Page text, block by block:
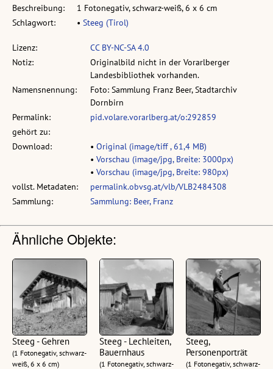
Beschreibung:
1 Fotonegativ, schwarz-weiß, 6 x 6 cm
Schlagwort:
• Steeg (Tirol)
Lizenz:
CC BY-NC-SA 4.0
Notiz:
Originalbild nicht in der Vorarlberger
Landesbibliothek vorhanden.
Namensnennung:
Foto: Sammlung Franz Beer, Stadtarchiv
Dornbirn
Permalink:
pid.volare.vorarlberg.at/o:292859
gehört zu:
Download:
• Original (image/tiff , 61,4 MB)
• Vorschau (image/jpg, Breite: 3000px)
• Vorschau (image/jpg, Breite: 980px)
vollst. Metadaten:
permalink.obvsg.at/vlb/VLB2484308
Sammlung:
Sammlung: Beer, Franz
Ähnliche Objekte:
Steeg - Gehren
(1 Fotonegativ, schwarz-
weiß, 6 x 6 cm)
Steeg - Lechleiten,
Bauernhaus
(1 Fotonegativ, schwarz-
Steeg,
Personenporträt
(1 Fotonegativ, schwarz-